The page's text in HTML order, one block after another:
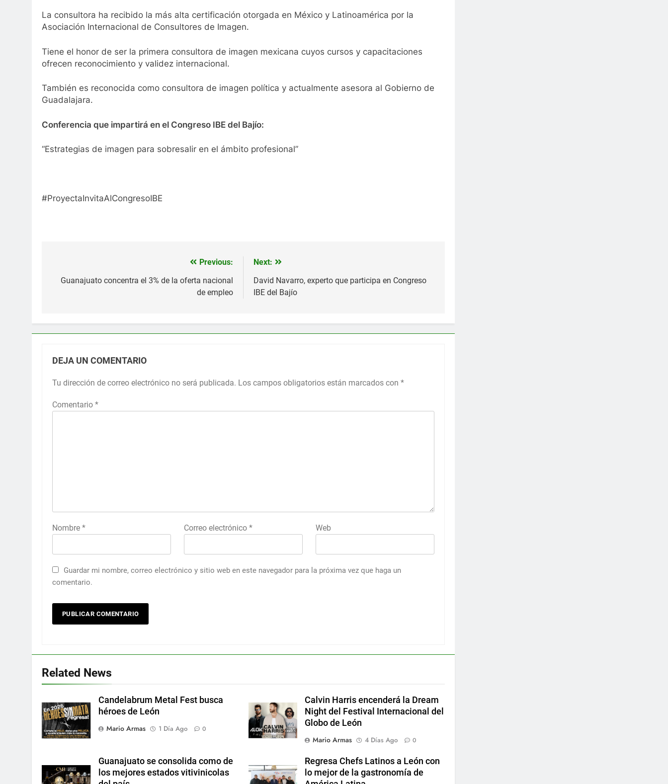
La consultora ha recibido la más alta certificación otorgada en México y Latinoamérica por la
Asociación Internacional de Consultores de Imagen.
Tiene el honor de ser la primera consultora de imagen mexicana cuyos cursos y capacitaciones
ofrecen reconocimiento y validez internacional.
También es reconocida como consultora de imagen política y actualmente asesora al Gobierno de
Guadalajara.
Conferencia que impartirá en el Congreso IBE del Bajío:
“Estrategias de imagen para sobresalir en el ámbito profesional”
#ProyectaInvitaAlCongresoIBE
de
Previous:
Guanajuato concentra el 3% de la oferta nacional
de empleo
Next:
David Navarro, experto que participa en Congreso
IBE del Bajío
DEJA UN COMENTARIO
Tu dirección de correo electrónico no será publicada. Los campos obligatorios están marcados con *
Comentario *
Nombre * Correo electrónico* Web
Guardar mi nombre, correo electrónico y sitio web en este navegador para la próxima vez que haga un
comentario.
Related News
Candelabrum Metal Fest busca
héroes de León
Mario Armas
1 Día Ago 0
Calvin Harris encenderá la Dream
Night del Festival Internacional del
Globo de León
Mario Armas
4 Días Ago 0
Guanajuato se consolida como de
los mejores estados vitivinicolas
Regresa Chefs Latinos a León con
lo mejor de la gastronomía de